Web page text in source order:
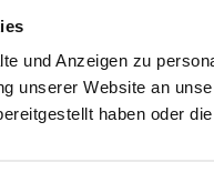
und Anzeigen zu
unserer Website an
haben oder